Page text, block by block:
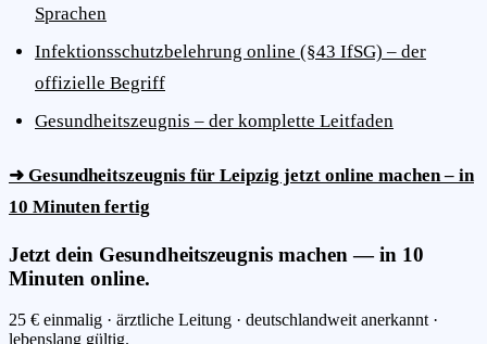
Sprachen
Infektionsschutzbelehrung online (§43 IfSG) – der
offizielle Begriff
Gesundheitszeugnis – der komplette Leitfaden
➜ Gesundheitszeugnis für Leipzig jetzt online machen – in
10 Minuten fertig
Jetzt dein Gesundheitszeugnis machen — in 10
Minuten online.
25 € einmalig · ärztliche Leitung · deutschlandweit anerkannt ·
lebenslang gültig.